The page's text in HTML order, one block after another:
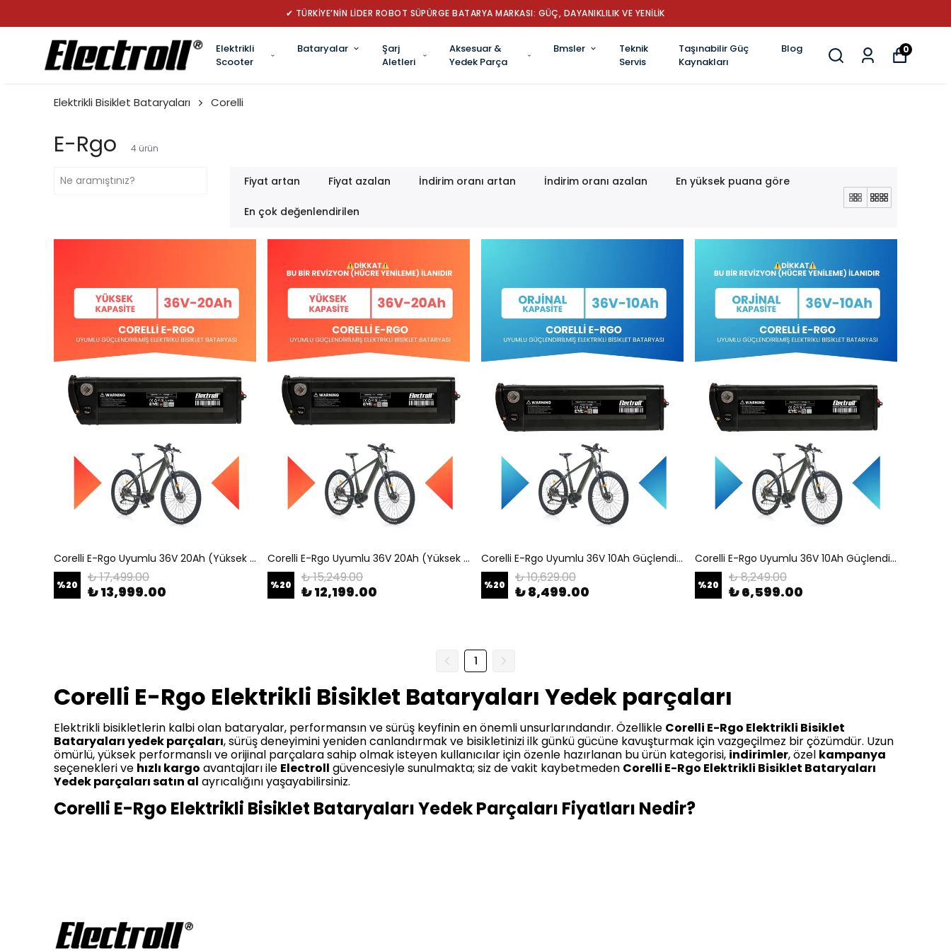
✔ TÜRKİYE’NİN LİDER ROBOT SÜPÜRGE BATARYA MARKASI: GÜÇ, DAYANIKLILIK VE YENİLİK
Elektrikli
Scooter
Bataryalar
Şarj
Aletleri
Aksesuar &
Yedek Parça
Bmsler
Teknik
Servis
Taşınabilir Güç
Kaynakları
Blog 0
Elektrikli Bisiklet Bataryaları Corelli
E-Rgo 4 ürün
Fiyat artan Fiyat azalan İndirim oranı artan İndirim oranı azalan En yüksek puana göre
En çok değenlendirilen
Corelli E-Rgo Uyumlu 36V 20Ah (Yüksek Kapasite) Güçlendirilmiş Elektrikli Bisiklet Bataryası
%20 ₺ 17,499.00
₺ 13,999.00
Corelli E-Rgo Uyumlu 36V 20Ah (Yüksek Kapasite) Güçlendirilmiş Elektrikli Bisiklet Batarya Tamir, Revizyon ve Pil Yenileme
%20 ₺ 15,249.00
₺ 12,199.00
Corelli E-Rgo Uyumlu 36V 10Ah Güçlendirilmiş Elektrikli Bisiklet Bataryası
%20 ₺ 10,629.00
₺ 8,499.00
Corelli E-Rgo Uyumlu 36V 10Ah Güçlendirilmiş Elektrikli Bisiklet Batarya Tamir, Revizyon ve Pil Yenileme
%20 ₺ 8,249.00
₺ 6,599.00
1
Corelli E-Rgo Elektrikli Bisiklet Bataryaları Yedek parçaları
Elektrikli bisikletlerin kalbi olan bataryalar, performansın ve sürüş keyfinin en önemli unsurlarındandır. Özellikle Corelli E-Rgo Elektrikli Bisiklet
Bataryaları yedek parçaları, sürüş deneyimini yeniden canlandırmak ve bisikletinizi ilk günkü gücüne kavuşturmak için vazgeçilmez bir çözümdür. Uzun
ömürlü, yüksek performanslı ve orijinal parçalara sahip olmak isteyen kullanıcılar için özenle hazırlanan bu ürün kategorisi, indirimler, özel kampanya
seçenekleri ve hızlı kargo avantajları ile Electroll güvencesiyle sunulmakta; siz de vakit kaybetmeden Corelli E-Rgo Elektrikli Bisiklet Bataryaları
Yedek parçaları satın al ayrıcalığını yaşayabilirsiniz.
Corelli E-Rgo Elektrikli Bisiklet Bataryaları Yedek Parçaları Fiyatları Nedir?
göstermekle birlikte, tüm ürünler